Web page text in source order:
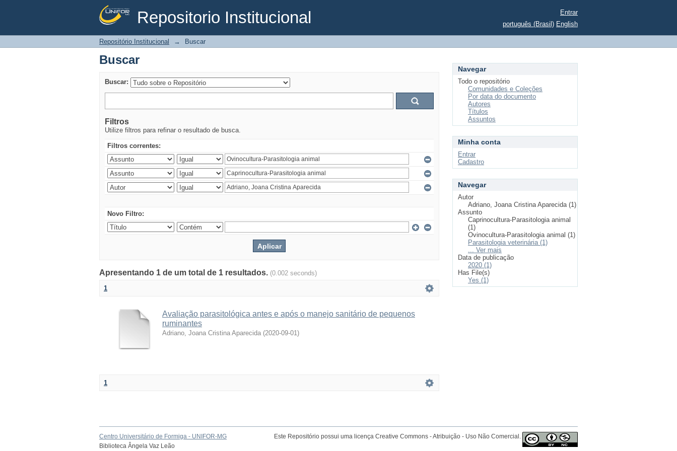
Repositorio Institucional
Buscar
Entrar
português (Brasil) English
Repositório Institucional → Buscar
Buscar
Buscar:
Filtros
Utilize filtros para refinar o resultado de busca.
Filtros correntes:
Novo Filtro:
Apresentando 1 de um total de 1 resultados. (0.002 seconds)
1
Avaliação parasitológica antes e após o manejo sanitário de pequenos
ruminantes
Adriano, Joana Cristina Aparecida (2020-09-01)
1
Navegar
Todo o repositório
Comunidades e Coleções
Por data do documento
Autores
Títulos
Assuntos
Minha conta
Entrar
Cadastro
Navegar
Autor
Adriano, Joana Cristina Aparecida (1)
Assunto
Caprinocultura-Parasitologia animal
(1)
Ovinocultura-Parasitologia animal (1)
Parasitologia veterinária (1)
... Ver mais
Data de publicação
2020 (1)
Has File(s)
Yes (1)
Centro Universitário de Formiga - UNIFOR-MG
Biblioteca Ângela Vaz Leão
Este Repositório possui uma licença Creative Commons - Atribuição - Uso Não Comercial.